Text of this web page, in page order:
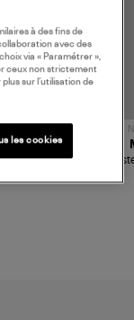
Sport
à des fins de
avec des
via « Paramétrer »,
ceux non strictement
sur l’utilisation de
les cookies